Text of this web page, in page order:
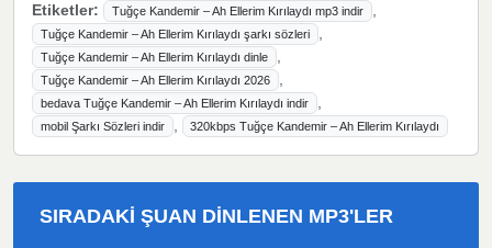
Etiketler: Tuğçe Kandemir – Ah Ellerim Kırılaydı mp3 indir
Tuğçe Kandemir – Ah Ellerim Kırılaydı şarkı sözleri
Tuğçe Kandemir – Ah Ellerim Kırılaydı dinle
Tuğçe Kandemir – Ah Ellerim Kırılaydı 2026
bedava Tuğçe Kandemir – Ah Ellerim Kırılaydı indir
mobil Şarkı Sözleri indir 320kbps Tuğçe Kandemir – Ah Ellerim Kırılaydı
SIRADAKI ŞUAN DINLENEN MP3'LER